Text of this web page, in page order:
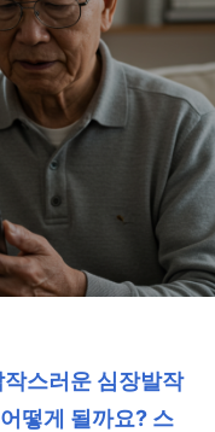
스러운 심장발작
떻게 될까요? 스